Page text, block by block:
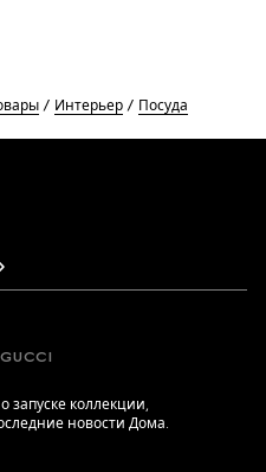
Интерьер Посуда
запуске коллекции,
новости Дома.